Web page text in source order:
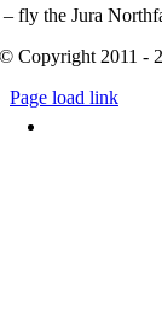
– fly the Jura
© Copyright 2011 -
Page load link